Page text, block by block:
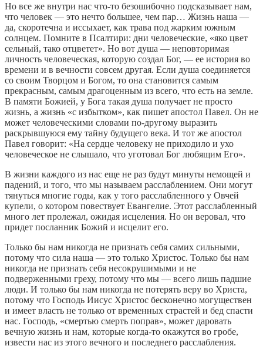
Но все же внутри нас что-то безошибочно подсказывает нам,
что человек — это нечто большее, чем пар… Жизнь наша —
да, скоротечна и иссыхает, как трава под жарким южным
солнцем. Помните в Псалтири: дни человеческие, «яко цвет
сельный, тако отцветет». Но вот душа — неповторимая
личность человеческая, которую создал Бог, — ее история во
времени и в вечности совсем другая. Если душа соединяется
со своим Творцом и Богом, то она становится самым
прекрасным, самым драгоценным из всего, что есть на земле.
В памяти Божией, у Бога такая душа получает не просто
жизнь, а жизнь «с избытком», как пишет апостол Павел. Он не
может человеческими словами по-другому выразить
раскрывшуюся ему тайну будущего века. И тот же апостол
Павел говорит: «На сердце человеку не приходило и ухо
человеческое не слышало, что уготовал Бог любящим Его».
В жизни каждого из нас еще не раз будут минуты немощей и
падений, и того, что мы называем расслаблением. Они могут
тянуться многие годы, как у того расслабленного у Овчей
купели, о котором повествует Евангелие. Этот расслабленный
много лет пролежал, ожидая исцеления. Но он веровал, что
придет посланник Божий и исцелит его.
Только бы нам никогда не признать себя самих сильными,
потому что сила наша — это только Христос. Только бы нам
никогда не признать себя несокрушимыми и не
подверженными греху, потому что мы — всего лишь падшие
люди. И только бы нам никогда не потерять веру во Христа,
потому что Господь Иисус Христос бесконечно могуществен
и имеет власть не только от временных страстей и бед спасти
нас. Господь, «смертью смерть поправ», может даровать
вечную жизнь и нам, которые когда-то окажутся во гробе,
извести нас из этого вечного и последнего расслабления.